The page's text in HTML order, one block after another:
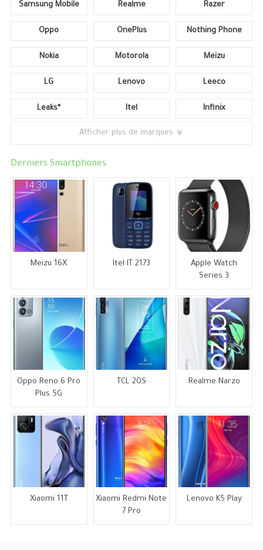
Samsung Mobile Realme Razer
Oppo OnePlus Nothing Phone
Nokia Motorola Meizu
LG Lenovo Leeco
Leaks* Itel Infinix
Afficher plus de marques
Derniers Smartphones
Meizu 16X Itel IT 2173
Apple Watch
Series 3
Oppo Reno 6 Pro
Plus 5G
TCL 20S Realme Narzo
Xiaomi 11T
Xiaomi Redmi Note
7 Pro
Lenovo K5 Play